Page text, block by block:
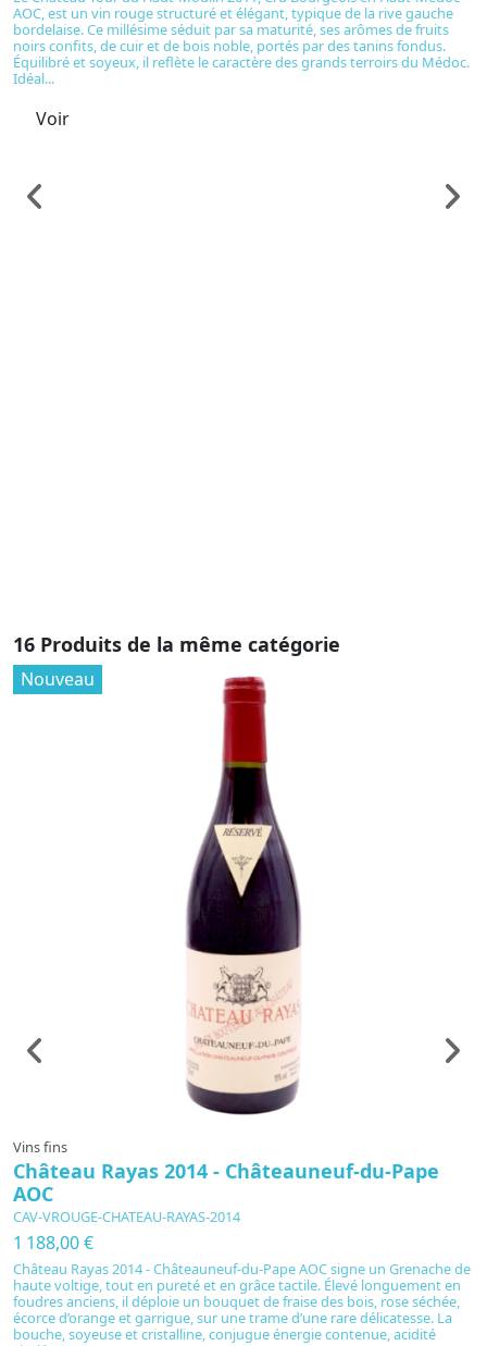
AOC, est un vin rouge structuré et élégant, typique de la rive gauche
bordelaise. Ce millésime séduit par sa maturité, ses arômes de fruits
noirs confits, de cuir et de bois noble, portés par des tanins fondus.
Équilibré et soyeux, il reflète le caractère des grands terroirs du Médoc.
Idéal...
Voir
16 Produits de la même catégorie
Nouveau
Vins fins
Château Rayas 2014 - Châteauneuf-du-Pape
AOC
CAV-VROUGE-CHATEAU-RAYAS-2014
1 188,00 €
Château Rayas 2014 - Châteauneuf-du-Pape AOC signe un Grenache de
haute voltige, tout en pureté et en grâce tactile. Élevé longuement en
foudres anciens, il déploie un bouquet de fraise des bois, rose séchée,
écorce d’orange et garrigue, sur une trame d’une rare délicatesse. La
bouche, soyeuse et cristalline, conjugue énergie contenue, acidité